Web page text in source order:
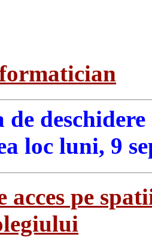
de
loc luni, 9
acces pe